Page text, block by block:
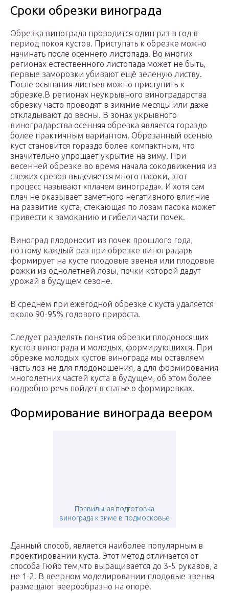
Сроки обрезки винограда
Обрезка винограда проводится один раз в год в
период покоя кустов. Приступать к обрезке можно
начинать после осеннего листопада. Во многих
регионах естественного листопада может не быть,
первые заморозки убивают ещё зеленую листву.
После осыпания листьев можно приступить к
обрезке.В регионах неукрывного виноградарства
обрезку часто проводят в зимние месяцы или даже
откладывают до весны. В зонах укрывного
виноградарства осенняя обрезка является гораздо
более практичным вариантом. Обрезанный осенью
куст становится гораздо более компактным, что
значительно упрощает укрытие на зиму. При
весенней обрезке во время начала сокодвижения из
свежих срезов выделяется много пасоки, этот
процесс называют «плачем винограда». И хотя сам
плач не оказывает заметного негативного влияние
на развитие куста, стекающая по лозам пасока может
привести к замоканию и гибели части почек.
Виноград плодоносит из почек прошлого года,
поэтому каждый раз при обрезке виноградарь
формирует на кусте плодовые звенья или плодовые
рожки из однолетней лозы, почки которой дадут
урожай в будущем сезоне.
В среднем при ежегодной обрезке с куста удаляется
около 90-95% годового прироста.
Следует разделять понятия обрезки плодоносящих
кустов винограда и молодых, формирующихся. При
обрезке молодых кустов винограда мы оставляем
часть лоз не для плодоношения, а для формирования
многолетних частей куста в будущем, об этом более
подробно речь пойдет в статье о формировках.
Формирование винограда веером
Правильная подготовка
винограда к зиме в подмосковье
Данный способ, является наиболее популярным в
проектировании куста. Этот метод отличается от
способа Гюйо тем,что выращивается до 3-5 рукавов, а
не 1-2. В веерном моделировании плодовые звенья
размещают веерообразно на опоре.